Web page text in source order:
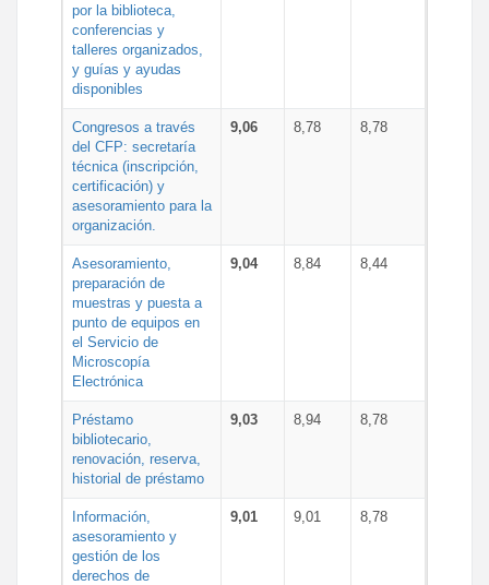
por la biblioteca,
conferencias y
talleres organizados,
y guías y ayudas
disponibles
Congresos a través
del CFP: secretaría
técnica (inscripción,
certificación) y
asesoramiento para la
organización.
9,06 8,78 8,78
Asesoramiento,
preparación de
muestras y puesta a
punto de equipos en
el Servicio de
Microscopía
Electrónica
9,04 8,84 8,44
Préstamo
bibliotecario,
renovación, reserva,
historial de préstamo
9,03 8,94 8,78
Información,
asesoramiento y
gestión de los
derechos de
9,01 9,01 8,78